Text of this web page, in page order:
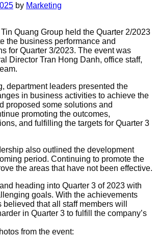
by Marketing
Quang Group held the Quarter 2/2023
the business performance and
for Quarter 3/2023. The event was
Director Tran Hong Danh, office staff,
department leaders presented the
in business activities to achieve the
proposed some solutions and
promoting the outcomes,
and fulfilling the targets for Quarter 3
also outlined the development
period. Continuing to promote the
the areas that have not been effective.
heading into Quarter 3 of 2023 with
goals. With the achievements
believed that all staff members will
in Quarter 3 to fulfill the company’s
from the event: